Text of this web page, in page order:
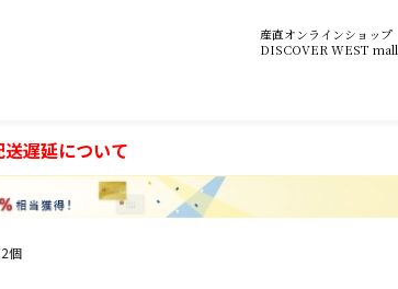
産直オンラインショップ
DISCOVER WEST
遅延について
個